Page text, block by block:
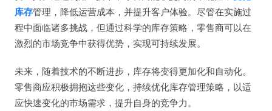
库存管理，降低运营成本，并提升客户体验。尽管在实施过
程中面临诸多挑战，但通过科学的库存策略，零售商可以在
激烈的市场竞争中获得优势，实现可持续发展。
未来，随着技术的不断进步，库存将变得更加化和自动化。
零售商应积极拥抱这些变化，持续优化库存管理策略，以适
应快速变化的市场需求，提升自身的竞争力。